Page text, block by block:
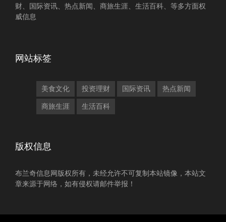
财、国际资讯、热点新闻、商旅生涯、生活百科、等多方面权
威信息
网站标签
美食文化 投资理财 国际资讯 热点新闻
商旅生涯 生活百科
版权信息
布兰奇信息网版权所有，未经允许不可复制本站镜像，本站文
章来源于网络，如有侵权请邮件举报！